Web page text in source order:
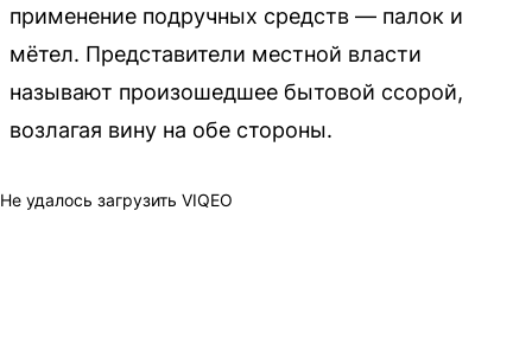
применение подручных средств — палок и
мётел. Представители местной власти
называют произошедшее бытовой ссорой,
возлагая вину на обе стороны.
Не удалось загрузить VIQEO